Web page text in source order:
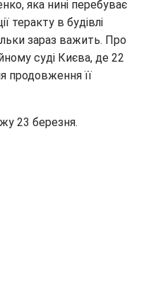
яка нині перебуває
теракту в будівлі
зараз важить. Про
суді Києва, де 22
продовження її
23 березня.